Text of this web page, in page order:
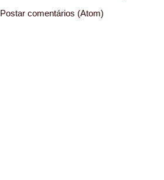
Postar comentários (Atom)